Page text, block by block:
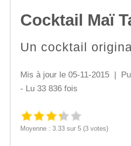
Cocktail Maï
Un cocktail
Mis à jour le 05-11-2015 |
- Lu 33 836 fois
Moyenne : 3.33 sur 5 (3 votes)